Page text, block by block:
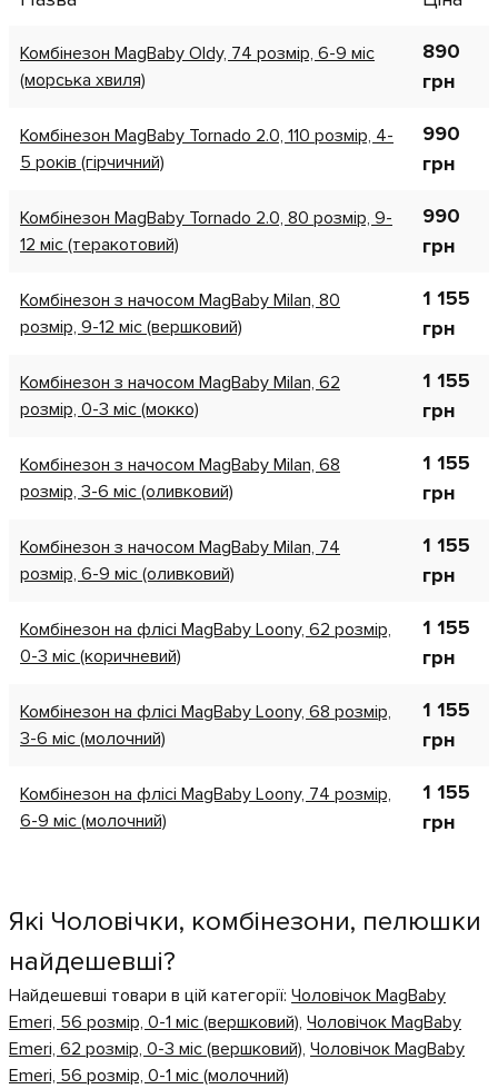
Комбінезон MagBaby Oldy, 74 розмір, 6-9 міс
(морська хвиля)
890
грн
Комбінезон MagBaby Tornado 2.0, 110 розмір, 4-
5 років (гірчичний)
990
грн
Комбінезон MagBaby Tornado 2.0, 80 розмір, 9-
12 міс (теракотовий)
990
грн
Комбінезон з начосом MagBaby Milan, 80
розмір, 9-12 міс (вершковий)
1 155
грн
Комбінезон з начосом MagBaby Milan, 62
розмір, 0-3 міс (мокко)
1 155
грн
Комбінезон з начосом MagBaby Milan, 68
розмір, 3-6 міс (оливковий)
1 155
грн
Комбінезон з начосом MagBaby Milan, 74
розмір, 6-9 міс (оливковий)
1 155
грн
Комбінезон на флісі MagBaby Loony, 62 розмір,
0-3 міс (коричневий)
1 155
грн
Комбінезон на флісі MagBaby Loony, 68 розмір,
3-6 міс (молочний)
1 155
грн
Комбінезон на флісі MagBaby Loony, 74 розмір,
6-9 міс (молочний)
1 155
грн
Які Чоловічки, комбінезони, пелюшки
найдешевші?
Найдешевші товари в цій категорії: Чоловічок MagBaby
Emeri, 56 розмір, 0-1 міс (вершковий), Чоловічок MagBaby
Emeri, 62 розмір, 0-3 міс (вершковий), Чоловічок MagBaby
Emeri, 56 розмір, 0-1 міс (молочний)